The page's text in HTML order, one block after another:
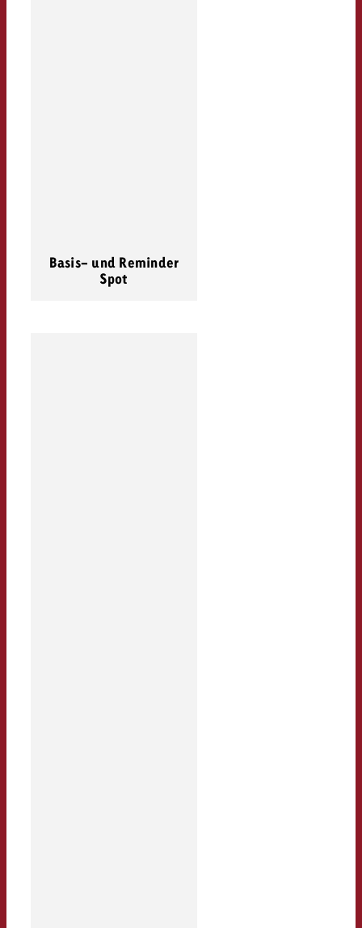
Basis- und Reminder
Spot